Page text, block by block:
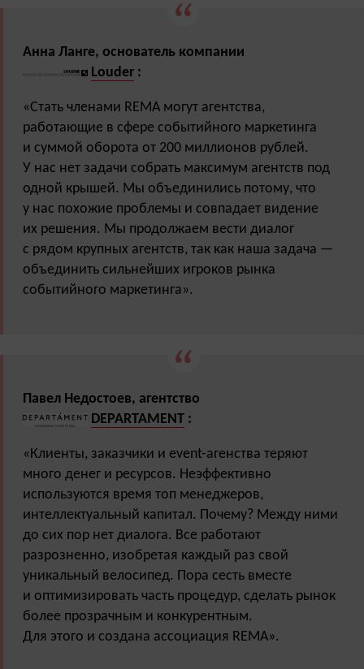
Анна Ланге, основатель компании
Louder :
«Стать членами REMA могут агентства,
работающие в сфере событийного маркетинга
и суммой оборота от 200 миллионов рублей.
У нас нет задачи собрать максимум агентств под
одной крышей. Мы объединились потому, что
у нас похожие проблемы и совпадает видение
их решения. Мы продолжаем вести диалог
с рядом крупных агентств, так как наша задача —
объединить сильнейших игроков рынка
событийного маркетинга».
Павел Недостоев, агентство
DEPARTAMENT :
«Клиенты, заказчики и event-агенства теряют
много денег и ресурсов. Неэффективно
используются время топ менеджеров,
интеллектуальный капитал. Почему? Между ними
до сих пор нет диалога. Все работают
разрозненно, изобретая каждый раз свой
уникальный велосипед. Пора сесть вместе
и оптимизировать часть процедур, сделать рынок
более прозрачным и конкурентным.
Для этого и создана ассоциация REMA».